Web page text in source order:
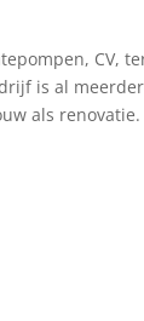
CV,
is al
als renovatie.